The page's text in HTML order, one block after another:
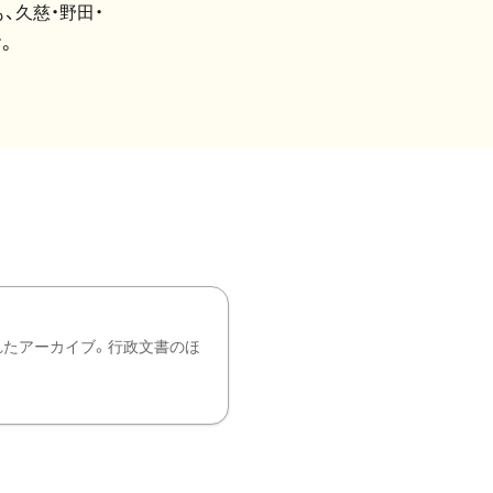
慈・野田・
アーカイブ。行政文書のほ